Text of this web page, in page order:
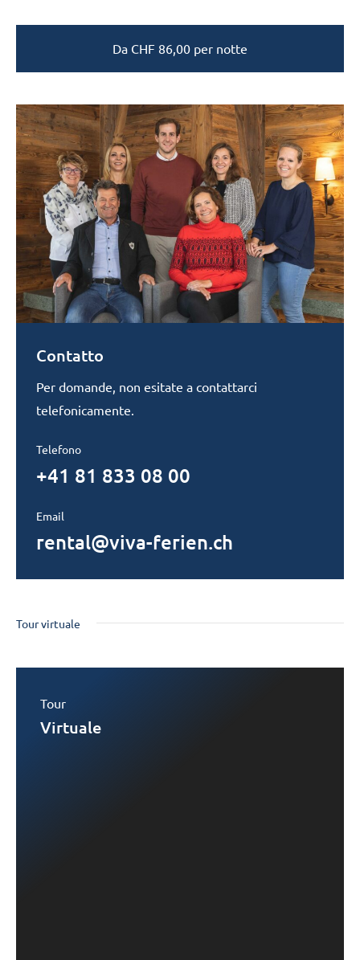
Da CHF 86,00 per notte
Contatto
Per domande, non esitate a contattarci
telefonicamente.
Telefono
+41 81 833 08 00
Email
rental@viva-ferien.ch
Tour virtuale
Tour
Virtuale